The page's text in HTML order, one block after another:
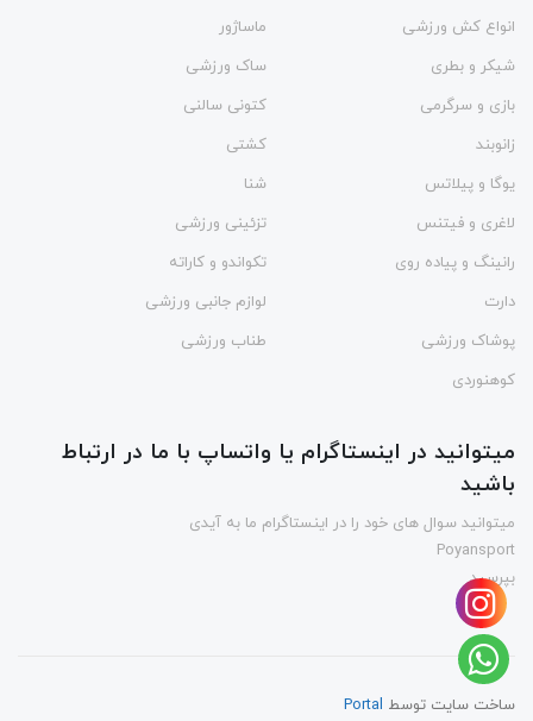
انواع کش ورزشی
ماساژور
شیکر و بطری
ساک ورزشی
بازی و سرگرمی
کتونی سالنی
زانوبند
کشتی
یوگا و پیلاتس
شنا
لاغری و فیتنس
تزئینی ورزشی
رانینگ و پیاده روی
تکواندو و کاراته
دارت
لوازم جانبی ورزشی
پوشاک ورزشی
طناب ورزشی
کوهنوردی
میتوانید در اینستاگرام یا واتساپ با ما در ارتباط
باشید
میتوانید سوال های خود را در اینستاگرام ما به آیدی
Poyansport
بپرسید
ساخت سایت توسط Portal